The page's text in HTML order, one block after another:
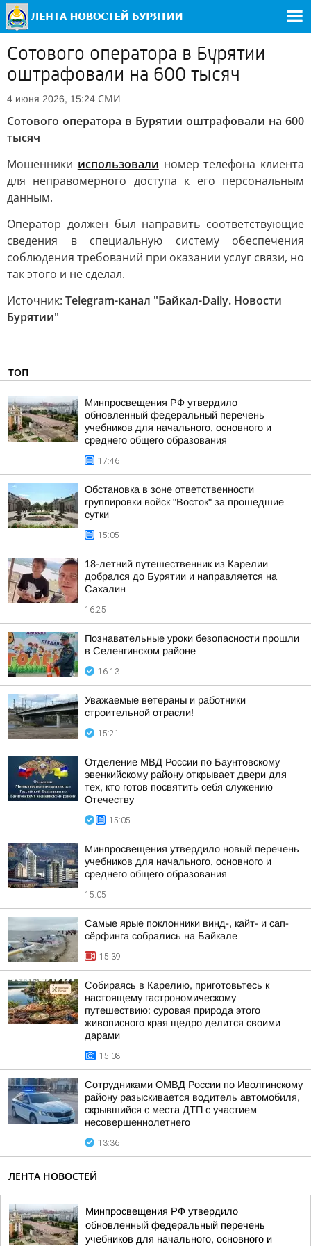
Сотового оператора в Бурятии
оштрафовали на 600 тысяч
4 июня 2026, 15:24 СМИ
Сотового оператора в Бурятии оштрафовали на 600
тысяч
Мошенники использовали номер телефона клиента
для неправомерного доступа к его персональным
данным.
Оператор должен был направить соответствующие
сведения в специальную систему обеспечения
соблюдения требований при оказании услуг связи, но
так этого и не сделал.
Источник: Telegram-канал "Байкал-Daily. Новости
Бурятии"
ТОП
Минпросвещения РФ утвердило
обновленный федеральный перечень
учебников для начального, основного и
среднего общего образования
17:46
Обстановка в зоне ответственности
группировки войск "Восток" за прошедшие
сутки
15:05
18-летний путешественник из Карелии
добрался до Бурятии и направляется на
Сахалин
16:25
Познавательные уроки безопасности прошли
в Селенгинском районе
16:13
Уважаемые ветераны и работники
строительной отрасли!
15:21
Отделение МВД России по Баунтовскому
эвенкийскому району открывает двери для
тех, кто готов посвятить себя служению
Отечеству
15:05
Минпросвещения утвердило новый перечень
учебников для начального, основного и
среднего общего образования
15:05
Самые ярые поклонники винд-, кайт- и сап-
сёрфинга собрались на Байкале
15:39
Собираясь в Карелию, приготовьтесь к
настоящему гастрономическому
путешествию: суровая природа этого
живописного края щедро делится своими
дарами
15:08
Сотрудниками ОМВД России по Иволгинскому
району разыскивается водитель автомобиля,
скрывшийся с места ДТП с участием
несовершеннолетнего
13:36
ЛЕНТА НОВОСТЕЙ
Минпросвещения РФ утвердило
обновленный федеральный перечень
учебников для начального, основного и